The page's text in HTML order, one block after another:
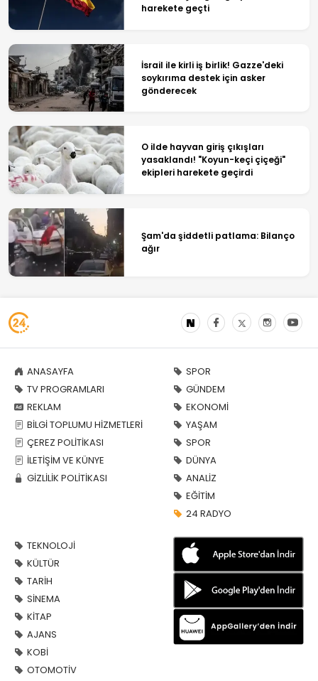
harekete geçti
İsrail ile kirli iş birlik! Gazze'deki
soykırıma destek için asker
gönderecek
O ilde hayvan giriş çıkışları
yasaklandı! "Koyun-keçi çiçeği"
ekipleri harekete geçirdi
Şam'da şiddetli patlama: Bilanço
ağır
ANASAYFA
TV PROGRAMLARI
REKLAM
BİLGİ TOPLUMU HİZMETLERİ
ÇEREZ POLİTİKASI
İLETİŞİM VE KÜNYE
GİZLİLİK POLİTİKASI
SPOR
GÜNDEM
EKONOMİ
YAŞAM
SPOR
DÜNYA
ANALİZ
EĞİTİM
24 RADYO
TEKNOLOJİ
KÜLTÜR
TARİH
SİNEMA
KİTAP
AJANS
KOBİ
OTOMOTİV